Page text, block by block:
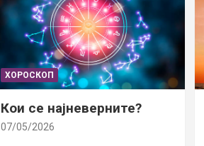
ХОРОСКОП
Кои се најневерните?
07/05/2026